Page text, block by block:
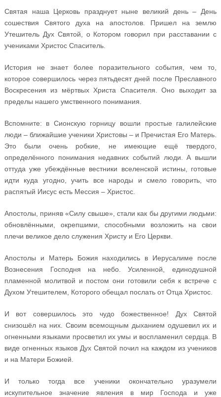
Святая наша Церковь празднует ныне великий день – День
сошествия Святого духа на апостолов. Пришел на землю
Утешитель Дух Святой, о Котором говорил при расставании с
учениками Христос Спаситель.
История не знает более поразительного события, чем то,
которое совершилось через пятьдесят дней после Преславного
Воскресения из мёртвых Христа Спасителя. Оно выходит за
пределы нашего умственного понимания.
Вспомните: в Сионскую горницу вошли простые галилейские
люди – ближайшие ученики Христовы – и Пречистая Его Матерь.
Это были очень робкие, не имеющие ещё твердого,
определённого понимания недавних событий люди. А вышли
оттуда уже убеждённые вестники вселенской истины, готовые
идти куда угодно, учить все народы и смело говорить, что
распятый Иисус есть Мессия – Христос.
Апостолы, приняв «Силу свыше», стали как бы другими людьми:
обновлёнными, окрепшими, способными возложить на свои
плечи великое дело служения Христу и Его Церкви.
Апостолы и Матерь Божия находились в Иерусалиме после
Вознесения Господня на небо. Усиленной, единодушной
пламенной молитвой и постом они готовили себя к встрече с
Духом Утешителем, Которого обещал послать от Отца Христос.
И вот совершилось это чудо божественное! Дух Святой
снизошёл на них. Своим всемощным дыханием одушевил их и
огненными языками просветил их умы и воспламенил сердца. В
виде огненных языков Дух Святой почил на каждом из учеников
и на Матери Божией.
И только тогда все ученики окончательно уразумели
искупительное значение явления в мир Господа и уже